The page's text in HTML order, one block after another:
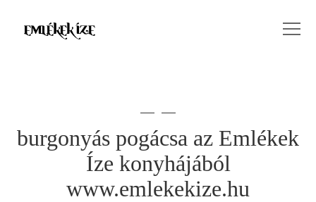
burgonyás pogácsa az Emlékek
Íze konyhájából
www.emlekekize.hu